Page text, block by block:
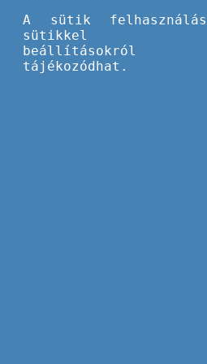
Szűrés
A sütik
sütikkel
beállításokról
tájékozódhat.